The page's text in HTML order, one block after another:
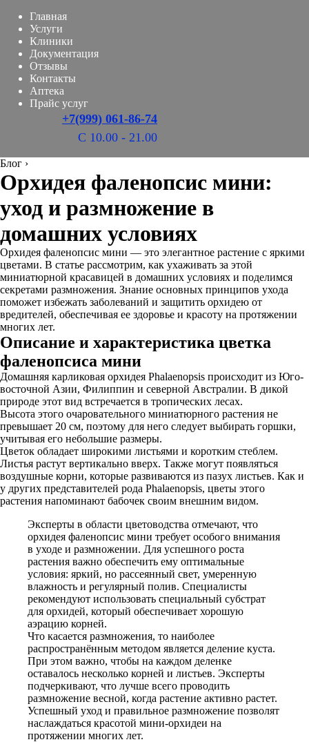
Главная
Услуги
Клиники
Документация
Отзывы
Контакты
Аптека
Прайс услуг
+7(999) 061-86-74
С 10.00 - 21.00
Блог ›
Орхидея фаленопсис мини:
уход и размножение в
домашних условиях
Орхидея фаленопсис мини — это элегантное растение с яркими
цветами. В статье рассмотрим, как ухаживать за этой
миниатюрной красавицей в домашних условиях и поделимся
секретами размножения. Знание основных принципов ухода
поможет избежать заболеваний и защитить орхидею от
вредителей, обеспечивая ее здоровье и красоту на протяжении
многих лет.
Описание и характеристика цветка
фаленопсиса мини
Домашняя карликовая орхидея Phalaenopsis происходит из Юго-
восточной Азии, Филиппин и северной Австралии. В дикой
природе этот вид встречается в тропических лесах.
Высота этого очаровательного миниатюрного растения не
превышает 20 см, поэтому для него следует выбирать горшки,
учитывая его небольшие размеры.
Цветок обладает широкими листьями и коротким стеблем.
Листья растут вертикально вверх. Также могут появляться
воздушные корни, которые развиваются из пазух листьев. Как и
у других представителей рода Phalaenopsis, цветы этого
растения напоминают бабочек своим внешним видом.
Эксперты в области цветоводства отмечают, что
орхидея фаленопсис мини требует особого внимания
в уходе и размножении. Для успешного роста
растения важно обеспечить ему оптимальные
условия: яркий, но рассеянный свет, умеренную
влажность и регулярный полив. Специалисты
рекомендуют использовать специальный субстрат
для орхидей, который обеспечивает хорошую
аэрацию корней.
Что касается размножения, то наиболее
распространённым методом является деление куста.
При этом важно, чтобы на каждом деленке
оставалось несколько корней и листьев. Эксперты
подчеркивают, что лучше всего проводить
размножение весной, когда растение активно растет.
Успешный уход и правильное размножение позволят
наслаждаться красотой мини-орхидеи на
протяжении многих лет.